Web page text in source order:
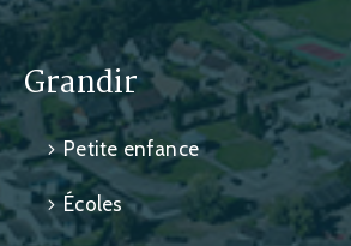
Grandir
Petite enfance
Écoles